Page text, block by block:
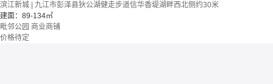
滨江新城 | 九江市彭泽县狄公湖健走步道信华香堤湖畔西北侧约30米
建面：89-134㎡
毗邻公园 商业商铺
价格待定